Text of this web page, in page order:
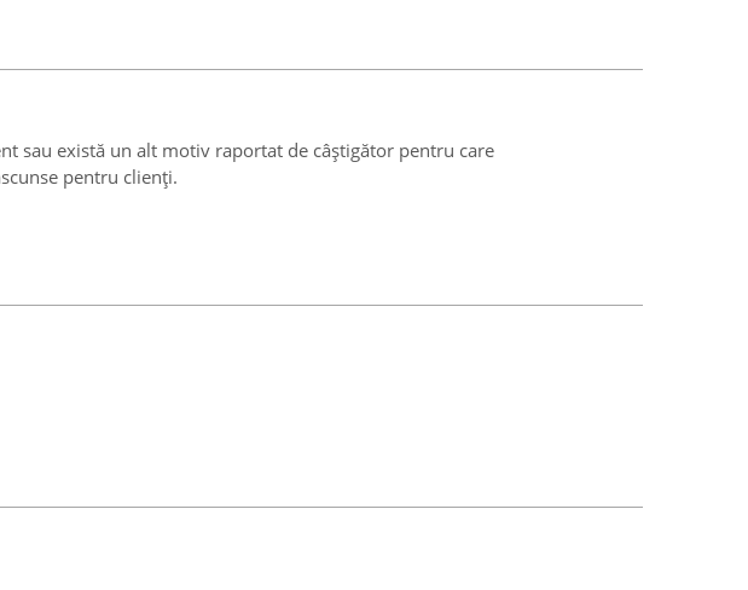
sau există un alt motiv raportat de câștigător pentru care
pentru clienți.